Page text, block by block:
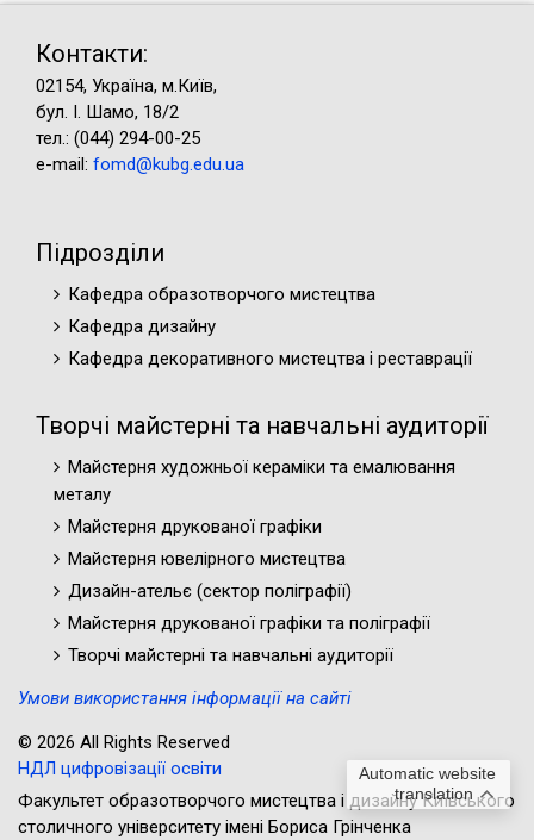
Automatic website
translation
Контакти:
02154, Україна, м.Київ,
бул. І. Шамо, 18/2
тел.: (044) 294-00-25
e-mail: fomd@kubg.edu.ua
Підрозділи
Кафедра образотворчого мистецтва
Кафедра дизайну
Кафедра декоративного мистецтва і реставрації
Творчі майстерні та навчальні аудиторії
Майстерня художньої кераміки та емалювання
металу
Майстерня друкованої графіки
Майстерня ювелірного мистецтва
Дизайн-ательє (cектор поліграфії)
Майстерня друкованої графіки та поліграфії
Творчі майстерні та навчальні аудиторії
Умови використання інформації на сайті
© 2026 All Rights Reserved
НДЛ цифровізації освіти
Факультет образотворчого мистецтва і дизайну Київського
столичного університету імені Бориса Грінченка